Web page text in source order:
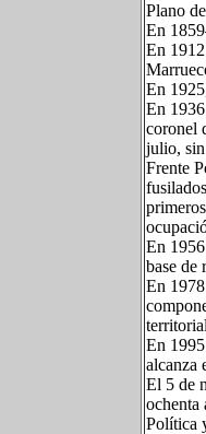
Plano
En
En
En
En
coronel
julio, sin
Frente
En
base de
En
En
alcanza
El 5 de
ochenta
Política